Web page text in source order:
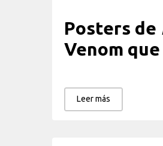
Posters de
Venom
Leer más